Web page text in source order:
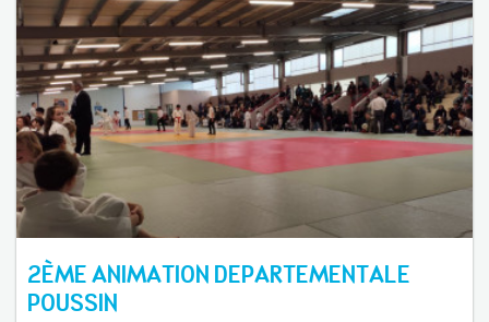
2ÈME ANIMATION DEPARTEMENTALE
POUSSIN